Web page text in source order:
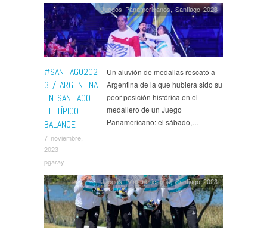
#SANTIAGO202
3 / ARGENTINA
EN SANTIAGO:
EL TÍPICO
BALANCE
7 noviembre,
2023
pgaray
Juegos Panamericanos,Santiago 2023
Un aluvión de medallas rescató a
Argentina de la que hubiera sido su
peor posición histórica en el
medallero de un Juego
Panamericano: el sábado,…
Juegos Panamericanos,Santiago 2023